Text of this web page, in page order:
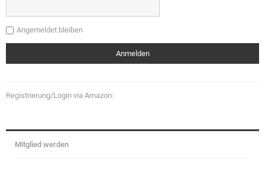
Angemeldet bleiben
Registrierung/Login via Amazon:
Mitglied werden